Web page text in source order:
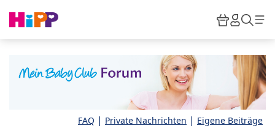
HiPP
FAQ | Private Nachrichten | Eigene Beiträge